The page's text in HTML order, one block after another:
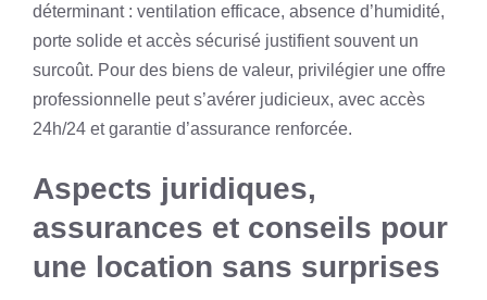
déterminant : ventilation efficace, absence d’humidité,
porte solide et accès sécurisé justifient souvent un
surcoût. Pour des biens de valeur, privilégier une offre
professionnelle peut s’avérer judicieux, avec accès
24h/24 et garantie d’assurance renforcée.
Aspects juridiques,
assurances et conseils pour
une location sans surprises